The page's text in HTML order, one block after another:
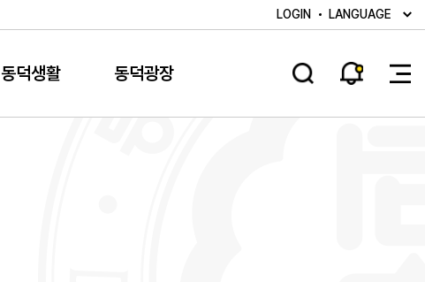
LOGIN LANGUAGE
동덕생활 동덕광장